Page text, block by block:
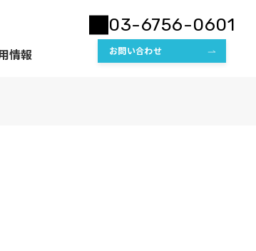
情報
03-6756-0601
お問い合わせ